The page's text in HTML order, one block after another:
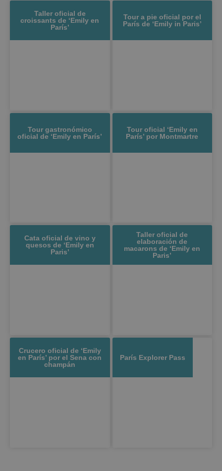
Taller oficial de
croissants de ‘Emily en
París’
Tour a pie oficial por el
París de ‘Emily in Paris’
Tour gastronómico
oficial de ‘Emily en París’
Tour oficial ‘Emily en
París’ por Montmartre
Cata oficial de vino y
quesos de ‘Emily en
Paris’
Taller oficial de
elaboración de
macarons de ‘Emily en
Paris’
Crucero oficial de ‘Emily
en París’ por el Sena con
champán
París Explorer Pass